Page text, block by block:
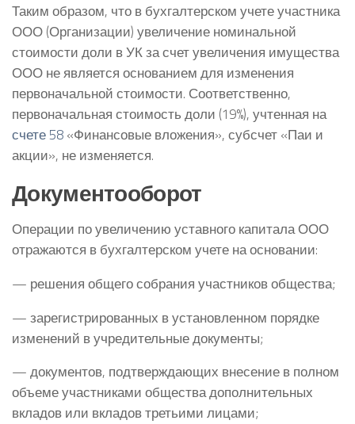
Таким образом, что в бухгалтерском учете участника
ООО (Организации) увеличение номинальной
стоимости доли в УК за счет увеличения имущества
ООО не является основанием для изменения
первоначальной стоимости. Соответственно,
первоначальная стоимость доли (19%), учтенная на
счете 58 «Финансовые вложения», субсчет «Паи и
акции», не изменяется.
Документооборот
Операции по увеличению уставного капитала ООО
отражаются в бухгалтерском учете на основании:
— решения общего собрания участников общества;
— зарегистрированных в установленном порядке
изменений в учредительные документы;
— документов, подтверждающих внесение в полном
объеме участниками общества дополнительных
вкладов или вкладов третьими лицами;